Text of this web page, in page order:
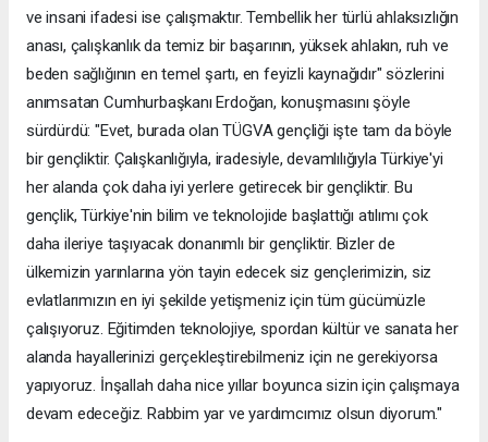
ve insani ifadesi ise çalışmaktır. Tembellik her türlü ahlaksızlığın
anası, çalışkanlık da temiz bir başarının, yüksek ahlakın, ruh ve
beden sağlığının en temel şartı, en feyizli kaynağıdır" sözlerini
anımsatan Cumhurbaşkanı Erdoğan, konuşmasını şöyle
sürdürdü: "Evet, burada olan TÜGVA gençliği işte tam da böyle
bir gençliktir. Çalışkanlığıyla, iradesiyle, devamlılığıyla Türkiye'yi
her alanda çok daha iyi yerlere getirecek bir gençliktir. Bu
gençlik, Türkiye'nin bilim ve teknolojide başlattığı atılımı çok
daha ileriye taşıyacak donanımlı bir gençliktir. Bizler de
ülkemizin yarınlarına yön tayin edecek siz gençlerimizin, siz
evlatlarımızın en iyi şekilde yetişmeniz için tüm gücümüzle
çalışıyoruz. Eğitimden teknolojiye, spordan kültür ve sanata her
alanda hayallerinizi gerçekleştirebilmeniz için ne gerekiyorsa
yapıyoruz. İnşallah daha nice yıllar boyunca sizin için çalışmaya
devam edeceğiz. Rabbim yar ve yardımcımız olsun diyorum."